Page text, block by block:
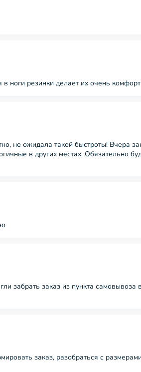
ноги резинки делает их очень
не ожидала такой быстроты! Вчера
в других местах. Обязательно
забрать заказ из пункта
заказ, разобраться с